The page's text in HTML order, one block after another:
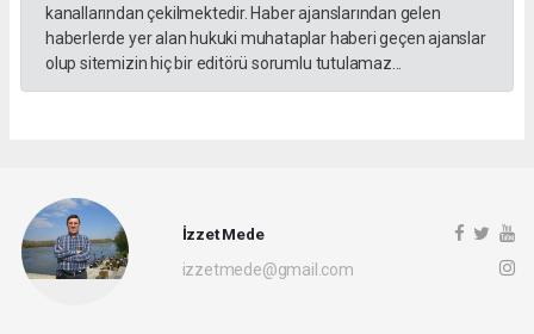
kanallarından çekilmektedir. Haber ajanslarından gelen
haberlerde yer alan hukuki muhataplar haberi geçen ajanslar
olup sitemizin hiç bir editörü sorumlu tutulamaz...
İzzet Mede
izzetmede@gmail.com